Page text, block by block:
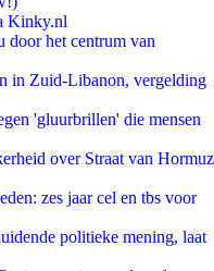
Kinky.nl
door het centrum van
in Zuid-Libanon, vergelding
'gluurbrillen' die mensen
over Straat van Hormuz
zes jaar cel en tbs voor
politieke mening, laat